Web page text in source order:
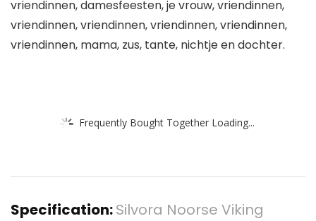
vriendinnen, damesfeesten, je vrouw, vriendinnen,
vriendinnen, vriendinnen, vriendinnen, vriendinnen,
vriendinnen, mama, zus, tante, nichtje en dochter.
Frequently Bought Together Loading...
Specification:Silvora Noorse Viking